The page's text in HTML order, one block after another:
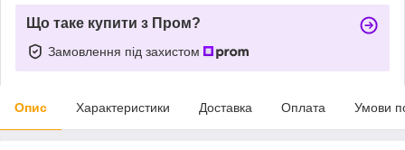
Що таке купити з Пром?
Замовлення під захистом
Опис Характеристики Доставка Оплата Умови